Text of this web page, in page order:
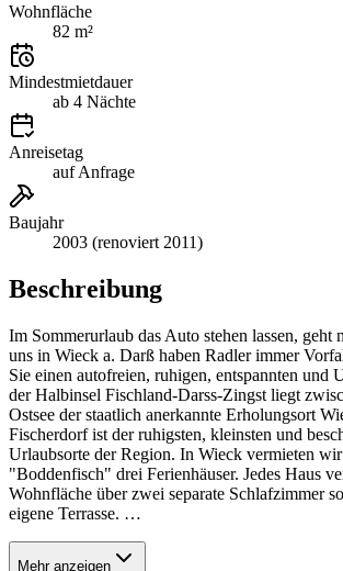
Wohnfläche
82 m²
Mindestmietdauer
ab 4 Nächte
Anreisetag
auf Anfrage
Baujahr
2003 (renoviert 2011)
Beschreibung
Im Sommerurlaub das Auto stehen lassen, geht
uns in Wieck a. Darß haben Radler immer
Sie einen autofreien, ruhigen, entspannten und
der Halbinsel Fischland-Darss-Zingst liegt
Ostsee der staatlich anerkannte Erholungsort
Fischerdorf ist der ruhigsten, kleinsten und
Urlaubsorte der Region. In Wieck vermieten
"Boddenfisch" drei Ferienhäuser. Jedes Haus
Wohnfläche über zwei separate Schlafzimmer
eigene Terrasse. …
Mehr anzeigen